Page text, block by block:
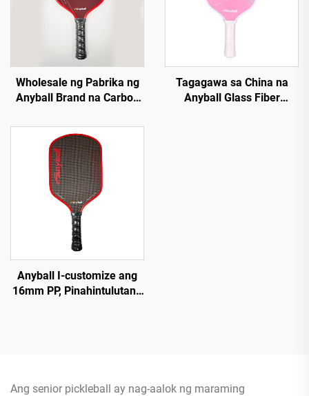
Wholesale ng Pabrika ng
Anyball Brand na Carbon
Tagagawa sa China na
Anyball Glass Fiber
Anyball I-customize ang
16mm PP, Pinahintulutang
Honeycomb
Ang senior pickleball ay nag-aalok ng maraming